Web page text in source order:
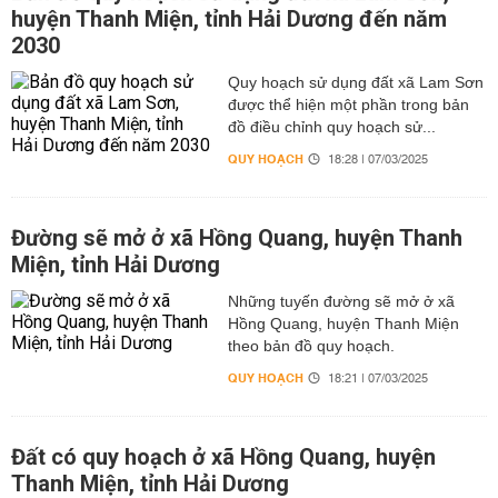
huyện Thanh Miện, tỉnh Hải Dương đến năm
2030
Quy hoạch sử dụng đất xã Lam Sơn
được thể hiện một phần trong bản
đồ điều chỉnh quy hoạch sử...
QUY HOẠCH 18:28 | 07/03/2025
Đường sẽ mở ở xã Hồng Quang, huyện Thanh
Miện, tỉnh Hải Dương
Những tuyến đường sẽ mở ở xã
Hồng Quang, huyện Thanh Miện
theo bản đồ quy hoạch.
QUY HOẠCH 18:21 | 07/03/2025
Đất có quy hoạch ở xã Hồng Quang, huyện
Thanh Miện, tỉnh Hải Dương